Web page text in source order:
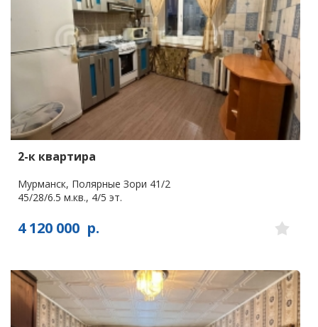
2-к квартира
Мурманск, Полярные Зори 41/2
45/28/6.5 м.кв., 4/5 эт.
4 120 000 р.